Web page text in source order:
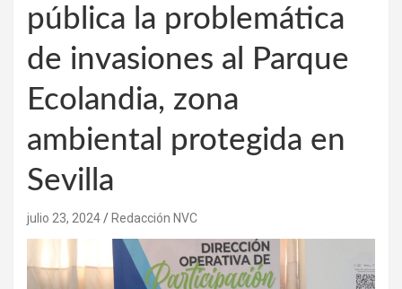
pública la problemática
de invasiones al Parque
Ecolandia, zona
ambiental protegida en
Sevilla
julio 23, 2024 Redacción NVC